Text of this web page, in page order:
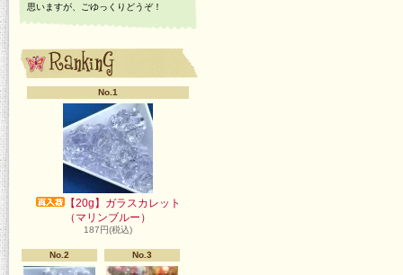
思いますが、ごゆっくりどうぞ！
No.1
【20g】ガラスカレット
（マリンブルー）
187円(税込)
No.2 No.3